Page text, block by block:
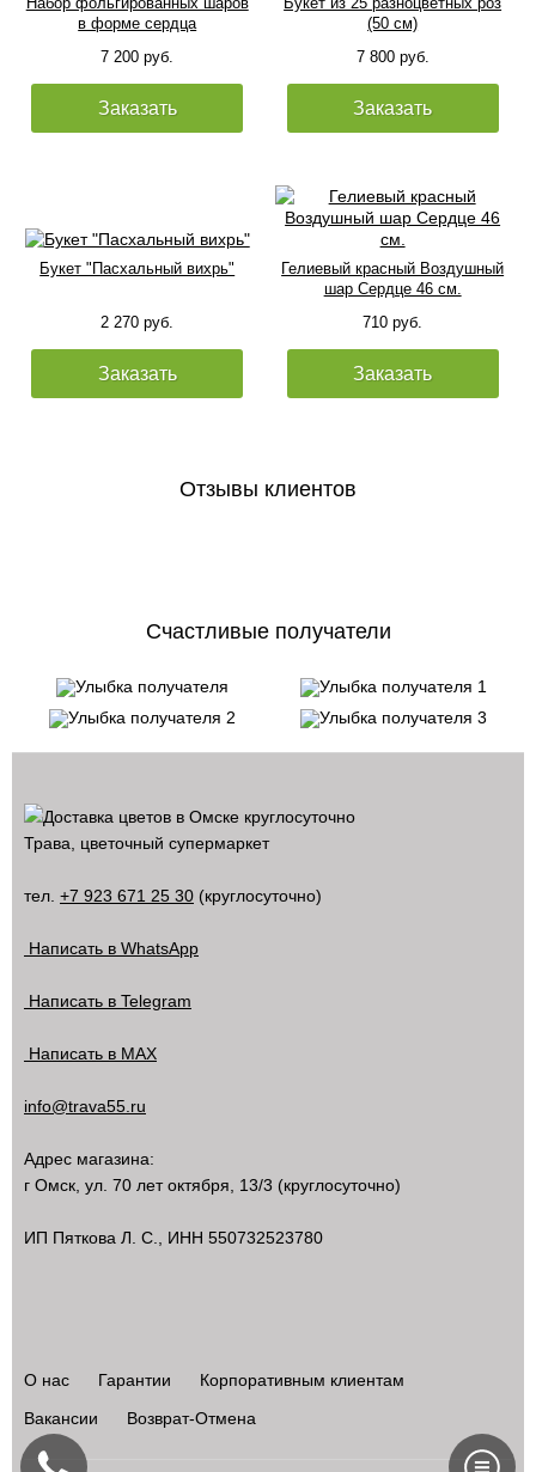
в форме сердца
7 200 руб.
Заказать
(50 см)
7 800 руб.
Заказать
Букет "Пасхальный вихрь"
2 270 руб.
Заказать
Гелиевый красный Воздушный
шар Сердце 46 см.
710 руб.
Заказать
Отзывы клиентов
Счастливые получатели
Трава, цветочный супермаркет
тел. +7 923 671 25 30 (круглосуточно)
Написать в WhatsApp
Написать в Telegram
Написать в MAX
info@trava55.ru
Адрес магазина:
г Омск ул. 70 лет октября, 13/3 (круглосуточно)
ИП Пяткова Л. С., ИНН 550732523780
О нас Гарантии
Корпоративным клиентам
Вакансии
Возврат-Отмена